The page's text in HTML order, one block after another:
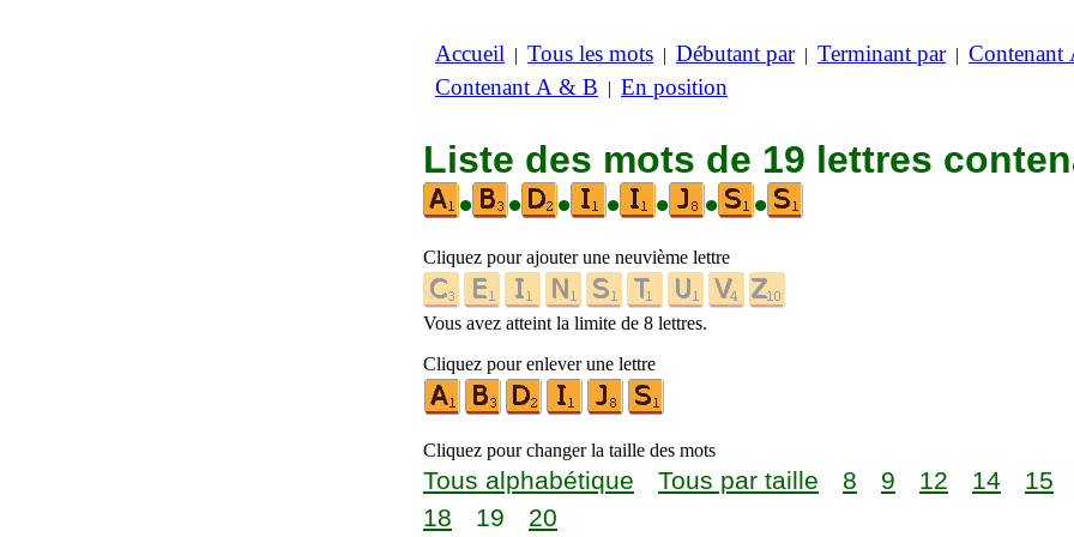
Accueil | Tous les mots | Débutant par| Terminant par| Contenant
Contenant A & B | En position
Liste des mots de 19 lettres
•
• • • • • •
Cliquez pour ajouter une neuvième lettre
Vous avez atteint la limite de 8 lettres.
Cliquez pour enlever une lettre
Cliquez pour changer la taille des mots
Tous alphabétique Tous par taille 8 9 12 14 15
18
19 20